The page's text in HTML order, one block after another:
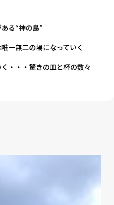
る“神の島”
一無二の場になっていく
・・・驚きの皿と杯の数々